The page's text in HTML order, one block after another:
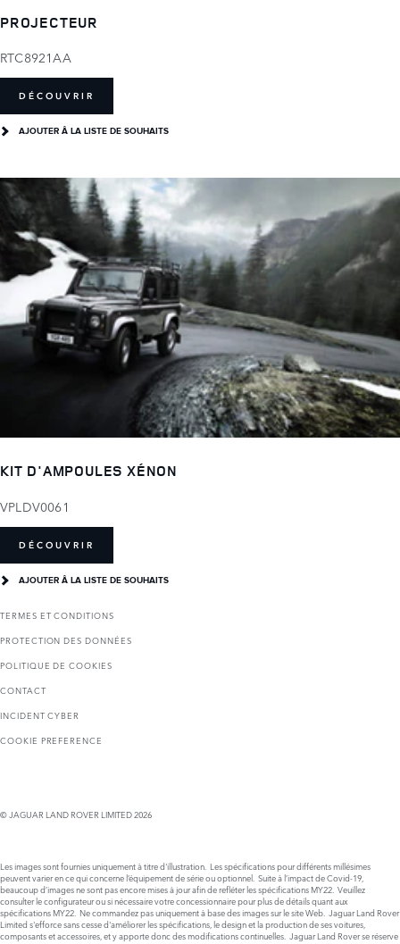
PROJECTEUR
RTC8921AA
DÉCOUVRIR
AJOUTER Â LA LISTE DE SOUHAITS
KIT D'AMPOULES XÉNON
VPLDV0061
DÉCOUVRIR
AJOUTER Â LA LISTE DE SOUHAITS
TERMES ET CONDITIONS
PROTECTION DES DONNÉES
POLITIQUE DE COOKIES
CONTACT
INCIDENT CYBER
COOKIE PREFERENCE
© JAGUAR LAND ROVER LIMITED 2026
Les images sont fournies uniquement à titre d'illustration. Les spécifications pour différents millésimes
peuvent varier en ce qui concerne l’équipement de série ou optionnel. Suite à l’impact de Covid-19,
beaucoup d’images ne sont pas encore mises à jour afin de refléter les spécifications MY22. Veuillez
consulter le configurateur ou si nécessaire votre concessionnaire pour plus de détails quant aux
spécifications MY22. Ne commandez pas uniquement à base des images sur le site Web. Jaguar Land Rover
Limited s'efforce sans cesse d'améliorer les spécifications, le design et la production de ses voitures,
composants et accessoires, et y apporte donc des modifications continuelles. Jaguar Land Rover se réserve